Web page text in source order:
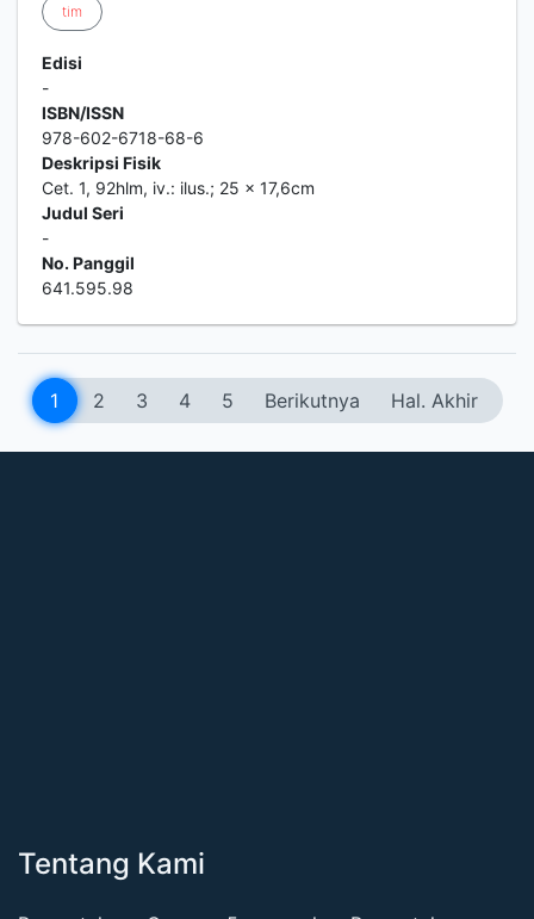
tim
Edisi
-
ISBN/ISSN
978-602-6718-68-6
Deskripsi Fisik
Cet. 1, 92hlm, iv.: ilus.; 25 x 17,6cm
Judul Seri
-
No. Panggil
641.595.98
1 2 3 4 5 Berikutnya Hal. Akhir
Tentang Kami